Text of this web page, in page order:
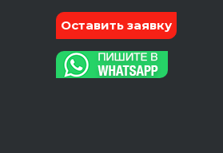
Оставить заявку